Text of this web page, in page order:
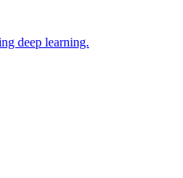
deep learning.